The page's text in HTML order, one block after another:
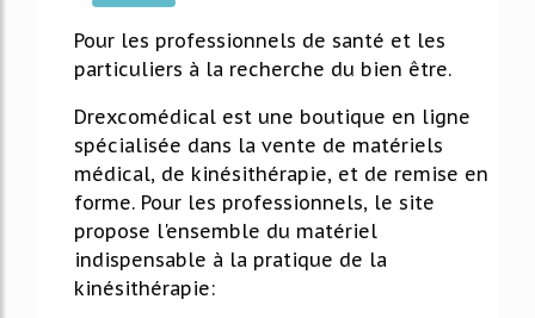
670%
Pour les professionnels de santé et les
particuliers à la recherche du bien être.
Drexcomédical est une boutique en ligne
spécialisée dans la vente de matériels
médical, de kinésithérapie, et de remise en
forme. Pour les professionnels, le site
propose l'ensemble du matériel
indispensable à la pratique de la
kinésithérapie: